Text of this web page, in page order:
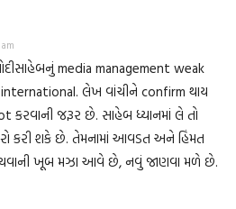
media management weak
લેખ વાંચીને confirm થાય
કરવાની જરૂર છે. સાહેબ ધ્યાનમાં લે તો
કરી શકે છે. તેમનામાં આવડત અને હિંમત
ખૂબ મઝા આવે છે, નવું જાણવા મળે છે.